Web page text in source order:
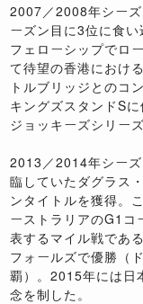
2007／2008年シー
ーズン目に3位に食
フェローシップでロ
て待望の香港におけ
トルブリッジとのコ
キングズスタンドS
ジョッキーズシリー
2013／2014年シー
臨していたダグラス
ンタイトルを獲得。
ーストラリアのG1コ
表するマイル戦であ
フォールズで優勝（
覇）。2015年には日
念を制した。